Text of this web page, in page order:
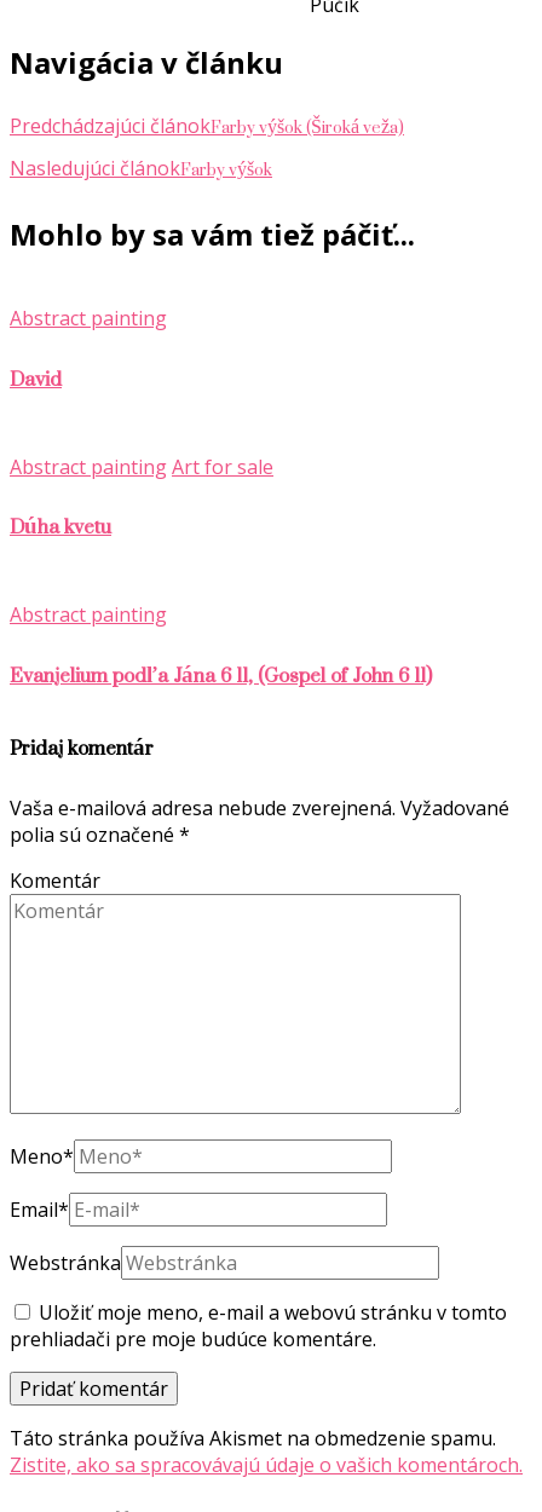
Navigácia v článku
Predchádzajúci článokFarby výšok (Široká veža)
Nasledujúci článokFarby výšok
Mohlo by sa vám tiež páčiť...
Abstract painting
David
Abstract paintingArt for sale
Dúha kvetu
Abstract painting
Evanjelium podľa Jána 6 11, (Gospel of John 6 11)
Pridaj komentár
Vaša e-mailová adresa nebude zverejnená. Vyžadované
polia sú označené *
Komentár
Meno*
Email*
Webstránka
Uložiť moje meno, e-mail a webovú stránku v tomto
prehliadači pre moje budúce komentáre.
Táto stránka používa Akismet na obmedzenie spamu.
Zistite, ako sa spracovávajú údaje o vašich komentároch.